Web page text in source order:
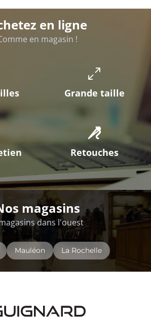
en ligne
en magasin !
Grande taille
Retouches
magasins
dans l'ouest
Mauléon La Rochelle